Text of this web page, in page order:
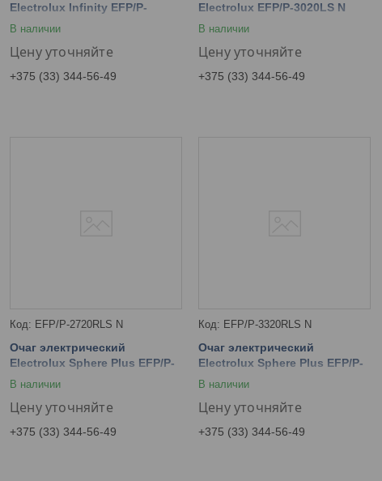
Electrolux Infinity EFP/P-
1600ULS
В наличии
Цену уточняйте
+375 (33) 344-56-49
Electrolux EFP/P-3020LS N
В наличии
Цену уточняйте
+375 (33) 344-56-49
EFP/P-2720RLS N
Очаг электрический
Electrolux Sphere Plus EFP/P-
2720RLS N
В наличии
Цену уточняйте
+375 (33) 344-56-49
EFP/P-3320RLS N
Очаг электрический
Electrolux Sphere Plus EFP/P-
3320RLS N
В наличии
Цену уточняйте
+375 (33) 344-56-49